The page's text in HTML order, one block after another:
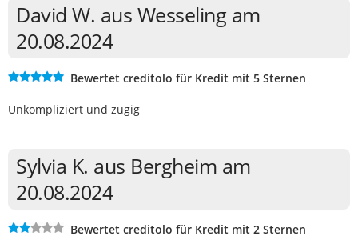
David W. aus Wesseling am
20.08.2024
Bewertet creditolo für Kredit mit 5 Sternen
Unkompliziert und zügig
Sylvia K. aus Bergheim am
20.08.2024
Bewertet creditolo für Kredit mit 2 Sternen